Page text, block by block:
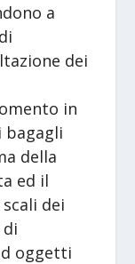
a
dei
in
bagagli
della
ed il
dei
oggetti